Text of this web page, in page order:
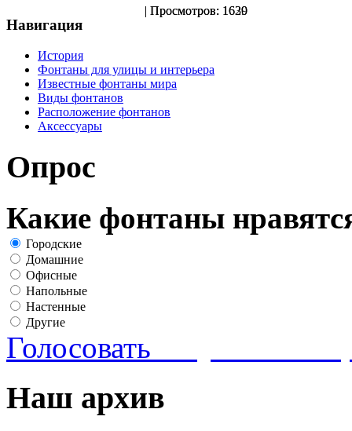
Навигация
История
Фонтаны для улицы и интерьера
Известные фонтаны мира
Виды фонтанов
Расположение фонтанов
Аксессуары
Опрос
Какие фонтаны
Городские
Домашние
Офисные
Напольные
Настенные
Другие
Голосовать
Наш архив
| Просмотров: 1620
| Просмотров: 1639